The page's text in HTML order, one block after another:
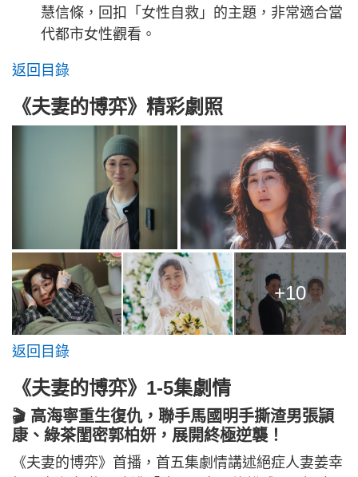
慧信條，回扣「女性自救」的主題，非常適合當
代都市女性觀看。
返回目錄
《夫妻的博弈》精彩劇照
+10
返回目錄
《夫妻的博弈》1-5集劇情
🎬 高海寧重生復仇，聯手馬國明手撕渣男張頴
康、綠茶閨密郭柏妍，展開終極逆襲！
《夫妻的博弈》首播，首五集劇情講述絕症人妻姜幸